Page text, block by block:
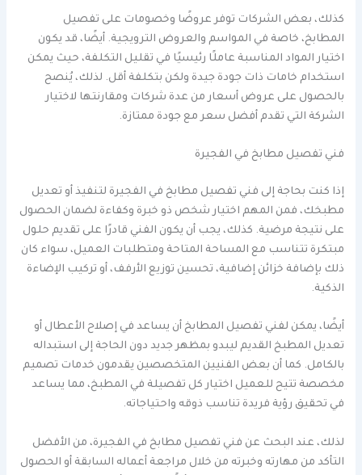
كذلك، بعض الشركات توفر عروضًا وخصومات على تفصيل
المطابخ، خاصة في المواسم والعروض الترويجية. أيضًا، قد يكون
اختيار المواد المناسبة عاملًا رئيسيًا في تقليل التكلفة، حيث يمكن
استخدام خامات ذات جودة جيدة ولكن بتكلفة أقل. لذلك، يُنصح
بالحصول على عروض أسعار من عدة شركات ومقارنتها لاختيار
الشركة التي تقدم أفضل سعر مع جودة ممتازة.
فني تفصيل مطابخ في الفجيرة
إذا كنت بحاجة إلى فني تفصيل مطابخ في الفجيرة لتنفيذ أو تعديل
مطبخك، فمن المهم اختيار شخص ذو خبرة وكفاءة لضمان الحصول
على نتيجة مرضية. كذلك، يجب أن يكون الفني قادرًا على تقديم حلول
مبتكرة تتناسب مع المساحة المتاحة ومتطلبات العميل، سواء كان
ذلك بإضافة خزائن إضافية، تحسين توزيع الأرفف، أو تركيب الإضاءة
الذكية.
أيضًا، يمكن لفني تفصيل المطابخ أن يساعد في إصلاح الأعطال أو
تعديل المطبخ القديم ليبدو بمظهر جديد دون الحاجة إلى استبداله
بالكامل. كما أن بعض الفنيين المتخصصين يقدمون خدمات تصميم
مخصصة تتيح للعميل اختيار كل تفصيلة في المطبخ، مما يساعد
في تحقيق رؤية فريدة تناسب ذوقه واحتياجاته.
لذلك، عند البحث عن فني تفصيل مطابخ في الفجيرة، من الأفضل
التأكد من مهارته وخبرته من خلال مراجعة أعماله السابقة أو الحصول